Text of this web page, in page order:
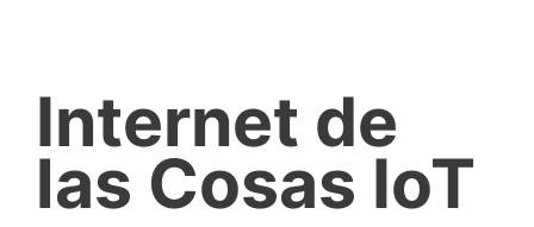
Internet de
las Cosas IoT